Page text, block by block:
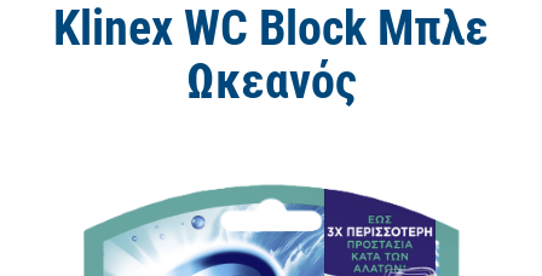
Klinex WC Block Μπλε
Ωκεανός